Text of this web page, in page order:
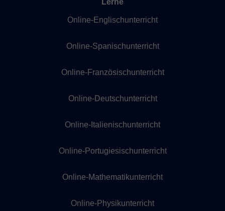
Lerne
Online-Englischunterricht
Online-Spanischunterricht
Online-Französischunterricht
Online-Deutschunterricht
Online-Italienischunterricht
Online-Portugiesischunterricht
Online-Mathematikunterricht
Online-Physikunterricht